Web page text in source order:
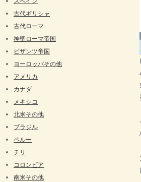
古代ギリシャ
古代ローマ
神聖ローマ帝国
ビザンツ帝国
ヨーロッパその他
アメリカ
カナダ
メキシコ
北米その他
ブラジル
ペルー
チリ
コロンビア
南米その他